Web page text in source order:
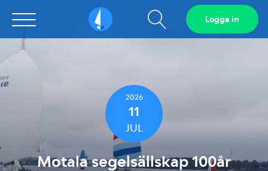
Sailarena Visa
sökfält
Logga in
2026
11
JUL
Motala segelsällskap 100år